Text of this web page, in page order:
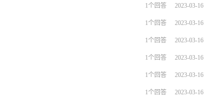
1个回答 2023-03-16
1个回答 2023-03-16
1个回答 2023-03-16
1个回答 2023-03-16
1个回答 2023-03-16
1个回答 2023-03-16